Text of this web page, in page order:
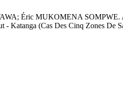
Éric MUKOMENA SOMPWE.
- Katanga (Cas Des Cinq Zones De